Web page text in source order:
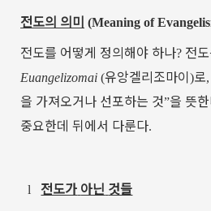
전도의 의미 (Meaning of
전도를 어떻게 정의해야 하나? 전
Euangelizomai (유앙겔리조마이)로
을 가져오거나 선포하는 것”을 뜻
중요한데 뒤에서 다룬다.
l 전도가 아닌 것들